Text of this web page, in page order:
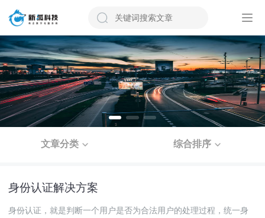
文章分类 综合排序
身份认证解决方案
身份认证，就是判断一个用户是否为合法用户的处理过程，统一身